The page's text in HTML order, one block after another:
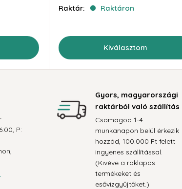
Raktár: Raktáron
Kiválasztom
P:
Gyors, magyarországi
raktárból való szállítás
Csomagod 1-4
munkanapon belül érkezik
hozzád, 100.000 Ft felett
ingyenes szállítással.
(Kivéve a raklapos
termékeket és
esővízgyűjtőket.)